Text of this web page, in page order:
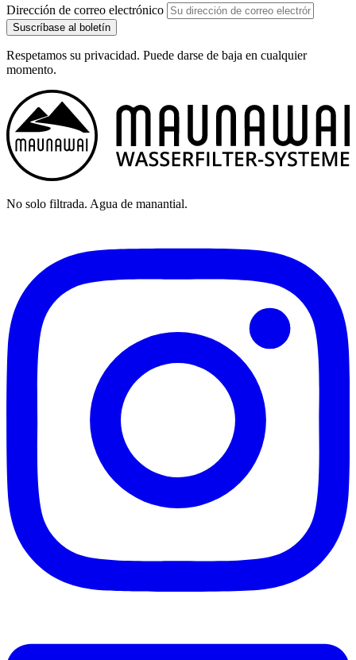
Dirección de correo electrónico
Suscríbase al boletín
Respetamos su privacidad. Puede darse de baja en cualquier
momento.
No solo filtrada. Agua de manantial.